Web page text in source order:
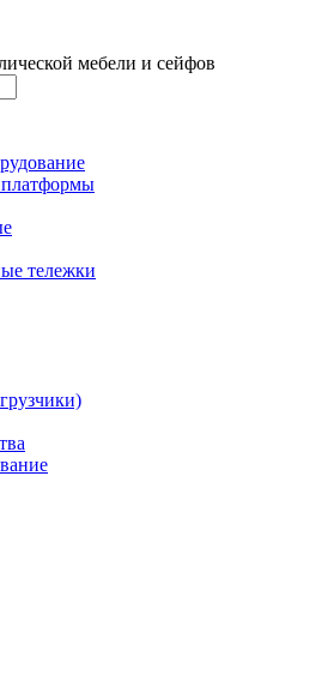
мебели и сейфов
тележки